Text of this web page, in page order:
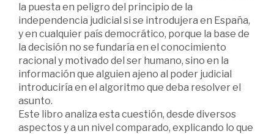
la puesta en peligro del principio de la
independencia judicial si se introdujera en España,
y en cualquier país democrático, porque la base de
la decisión no se fundaría en el conocimiento
racional y motivado del ser humano, sino en la
información que alguien ajeno al poder judicial
introduciría en el algoritmo que deba resolver el
asunto.
Este libro analiza esta cuestión, desde diversos
aspectos y a un nivel comparado, explicando lo que